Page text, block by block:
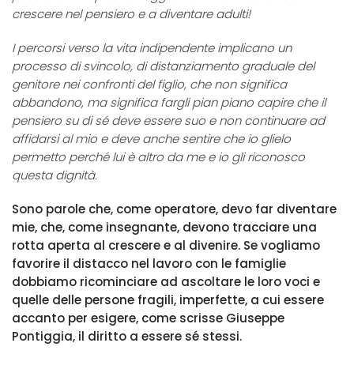
crescere nel pensiero e a diventare adulti!
I percorsi verso la vita indipendente implicano un
processo di svincolo, di distanziamento graduale del
genitore nei confronti del figlio, che non significa
abbandono, ma significa fargli pian piano capire che il
pensiero su di sé deve essere suo e non continuare ad
affidarsi al mio e deve anche sentire che io glielo
permetto perché lui è altro da me e io gli riconosco
questa dignità.
Sono parole che, come operatore, devo far diventare
mie, che, come insegnante, devono tracciare una
rotta aperta al crescere e al divenire. Se vogliamo
favorire il distacco nel lavoro con le famiglie
dobbiamo ricominciare ad ascoltare le loro voci e
quelle delle persone fragili, imperfette, a cui essere
accanto per esigere, come scrisse Giuseppe
Pontiggia, il diritto a essere sé stessi.